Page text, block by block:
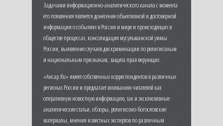
Задачами информационно-аналитического канала с момента
его появления является донесение объективной и достоверной
информации о событиях в России и мире и происходящих в
обществе процессах, консолидация мусульманской уммы
России, выявление случаев дискриминации по религиозным
и национальным признакам, защита прав верующих.
«Ансар.Ru» имеет собственных корреспондентов в различных
регионах России и предлагает вниманию читателей как
оперативную новостную информацию, так и эксклюзивные
аналитические статьи, обзоры, религиозно-богословские
материалы, мнения известных экспертов по различным